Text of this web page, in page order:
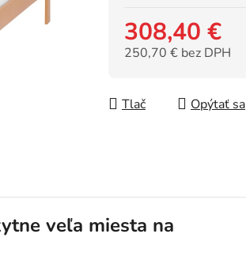
308,40 €
250,70 € bez DPH
Tlač
Opýtať sa
veľa miesta na